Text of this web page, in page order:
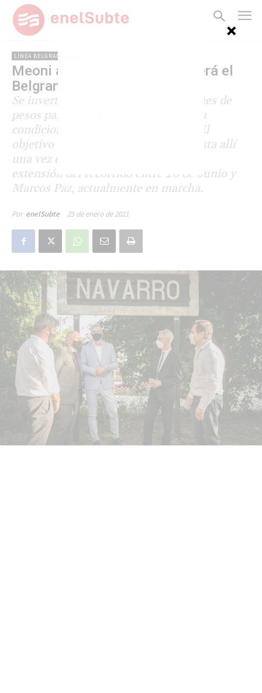
LÍNEA BELGRANO SUR
Meoni anunció que se extenderá el
Belgrano Sur hasta Navarro
Se invertirán poco más de 150 millones de
pesos para reparar las vías y poner en
condiciones la estación de Navarro. El
objetivo es que los trenes lleguen hasta allí
una vez que finalicen los trabajos de
extensión del recorrido entre 20 de Junio y
Marcos Paz, actualmente en marcha.
Por enelSubte 25 de enero de 2021